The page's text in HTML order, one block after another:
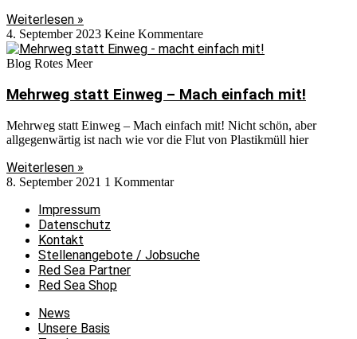
Weiterlesen »
4. September 2023 Keine Kommentare
Blog Rotes Meer
Mehrweg statt Einweg – Mach einfach mit!
Mehrweg statt Einweg – Mach einfach mit! Nicht schön, aber
allgegenwärtig ist nach wie vor die Flut von Plastikmüll hier
Weiterlesen »
8. September 2021 1 Kommentar
Impressum
Datenschutz
Kontakt
Stellenangebote / Jobsuche
Red Sea Partner
Red Sea Shop
News
Unsere Basis